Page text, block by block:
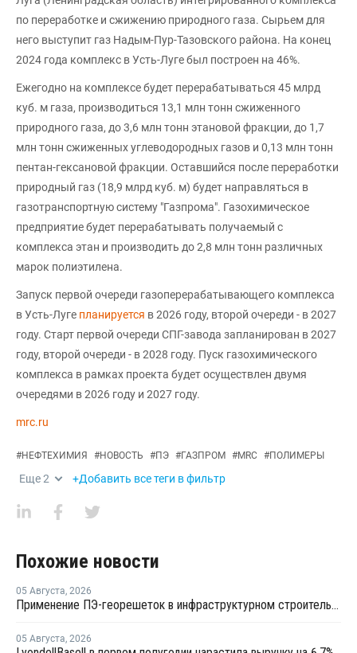
по переработке и сжижению природного газа. Сырьем для
него выступит газ Надым-Пур-Тазовского района. На конец
2024 года комплекс в Усть-Луге был построен на 46%.
Ежегодно на комплексе будет перерабатываться 45 млрд
куб. м газа, производиться 13,1 млн тонн сжиженного
природного газа, до 3,6 млн тонн этановой фракции, до 1,7
млн тонн сжиженных углеводородных газов и 0,13 млн тонн
пентан-гексановой фракции. Оставшийся после переработки
природный газ (18,9 млрд куб. м) будет направляться в
газотранспортную систему "Газпрома". Газохимическое
предприятие будет перерабатывать получаемый с
комплекса этан и производить до 2,8 млн тонн различных
марок полиэтилена.
Запуск первой очереди газоперерабатывающего комплекса
в Усть-Луге планируется в 2026 году, второй очереди - в 2027
году. Старт первой очереди СПГ-завода запланирован в 2027
году, второй очереди - в 2028 году. Пуск газохимического
комплекса в рамках проекта будет осуществлен двумя
очередями в 2026 году и 2027 году.
mrc.ru
#НЕФТЕХИМИЯ #НОВОСТЬ #ПЭ #ГАЗПРОМ #MRC #ПОЛИМЕРЫ
Еще2 +Добавить все теги в фильтр
Похожие новости
05 Августа, 2026
Применение ПЭ-георешеток в инфраструктурном строительстве позволяет сократить расход щебня на 30%
05 Августа, 2026